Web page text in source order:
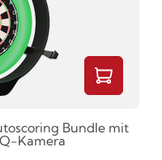
Bundle mit
Kamera